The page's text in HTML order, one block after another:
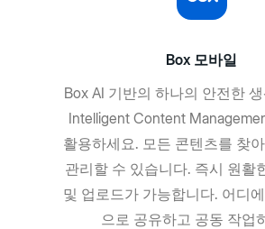
Box 모바일
Box AI 기반의 하나의 안전한
Intelligent Content
활용하세요. 모든 콘텐츠를 찾
관리할 수 있습니다. 즉시 원활
및 업로드가 가능합니다. 어디
으로 공유하고 공동 작업